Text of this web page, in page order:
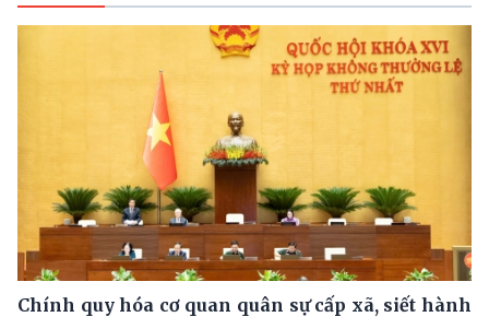
Chính quy hóa cơ quan quân sự cấp xã, siết hành